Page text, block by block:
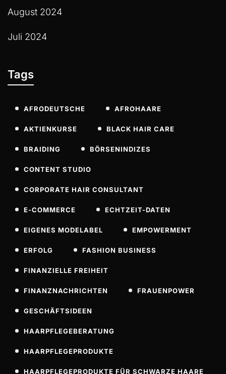
August 2024
Juli 2024
Tags
AFRODEUTSCHE AFROHAARE
AKTIENKURSE BLACK HAIR CARE
BRAIDING BÖRSENINDIZES
CONTENT STUDIO
CORPORATE HAIR CONSULTANT
E-COMMERCE ECHTZEIT-DATEN
EIGENES MODELABEL EMPOWERMENT
ERFOLG FASHION BUSINESS
FINANZIELLE FREIHEIT
FINANZNACHRICHTEN FRAUENPOWER
GESCHÄFTSIDEEN
HAARPFLEGEBERATUNG
HAARPFLEGEPRODUKTE
HAARPFLEGEPRODUKTE FÜR SCHWARZE HAARE